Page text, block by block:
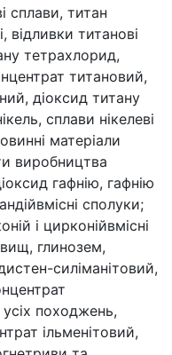
сплави, титан
відливки титанові
тетрахлорид,
титановий,
діоксид титану
сплави нікелеві
матеріали
виробництва
гафнію, гафнію
сполуки;
і цирконійвмісні
глинозем,
силіманітовий,
походжень,
ільменітовий,